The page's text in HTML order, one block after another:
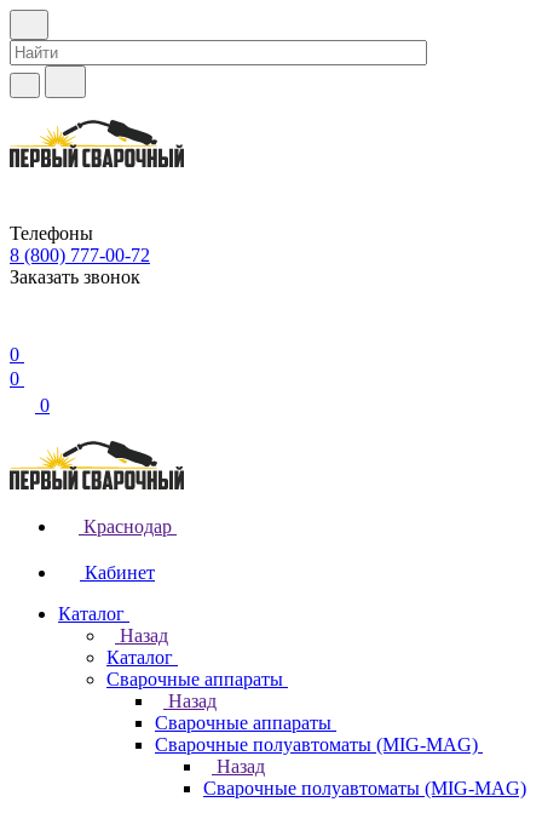
Телефоны
8 (800) 777-00-72
Заказать звонок
0
0
0
Краснодар
Кабинет
Каталог
Назад
Каталог
Сварочные аппараты
Назад
Сварочные аппараты
Сварочные полуавтоматы (MIG-MAG)
Назад
Сварочные полуавтоматы (MIG-MAG)